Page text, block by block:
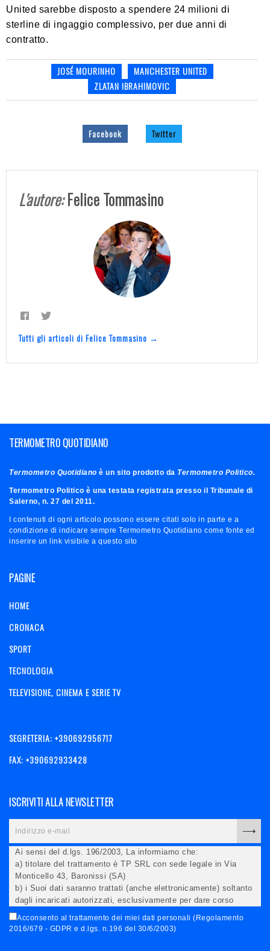
United sarebbe disposto a spendere 24 milioni di
sterline di ingaggio complessivo, per due anni di
contratto.
JOSÉ MOURINHO
MANCHESTER UNITED
ZLATAN IBRAHIMOVIC
Facebook Twitter
L'autore:Felice Tommasino
Tutti gli articoli di Felice Tommasino →
TERMOMETRO QUOTIDIANO
Termometro Quotidiano è un sito prodotto da Termometro Politico.
Termometro Politico è una testata registrata presso il Tribunale di
Salerno, n. 27 del 2011.
I contenuti di ogni articolo possono essere citati solo in parte e a
condizione di indicare sempre Termometro Quotidiano come fonte ed
inserire un link visibile a questo sito
PAGINE
HOME
CRONACA
SPORT
TECNOLOGIA
TELEVISIONE, CINEMA E SERIE TV
SEGRETERIA: +390692956717
FAX: +390692933428
ISCRIVITI ALLA NEWSLETTER
Ai sensi del d.lgs. 196/2003, La informiamo che:
a) titolare del trattamento è TP SRL con sede legale in Via
Monticello 43, Baronissi (SA)
b) i Suoi dati saranno trattati (anche elettronicamente) soltanto
dagli incaricati autorizzati, esclusivamente per dare corso
all'invio della newsletter e per l'invio (anche via email) di
informazioni relative alle iniziative del Titolare;
Acconsento al trattamento dei miei dati personali (Regolamento
2016/679 - GDPR e d.lgs. n.196 del 30/6/2003)